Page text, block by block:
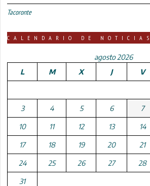
Tacoronte
CALENDARIO DE NOTICIAS
agosto 2026
L
M X J V
3 4 5 6 7
10 11 12 13 14
17 18 19 20 21
24 25 26 27 28
31